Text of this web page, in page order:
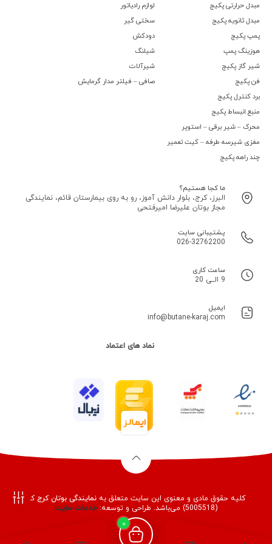
0
مبدل حرارتی پکیج
مبدل ثانویه پکیج
پمپ پکیج
هوزینگ پمپ
شیر گاز پکیج
فن پکیج
برد کنترل پکیج
منبع انبساط پکیج
محرک – شیر برقی – استوپر
مغزی شیرسه طرفه – کیت تعمیر
چند راهه پکیج
لوازم رادیاتور
سختی گیر
دودکش
شیلنگ
شیرآلات
صافی – فیلتر مدار گرمایش
ما کجا هستیم؟
البرز، کرج، بلوار دانش آموز، رو به روی بیمارستان قائم، نمایندگی
مجاز بوتان علیرضا امیرفتحی
پشتیبانی سایت
026-32762200
ساعت کاری
9 الــی 20
ایمیل
info@butane-karaj.com
نماد های اعتماد
کلیه حقوق مادی و معنوی این سایت متعلق به نمایندگی بوتان کرجکد
(5005518) می‌باشد. طراحی و توسعه:
خدماتسایت